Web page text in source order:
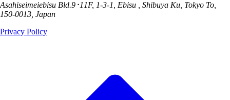
Asahiseimeiebisu Bld.9･11F, 1-3-1, Ebisu , Shibuya Ku, Tokyo To,
150-0013, Japan
Privacy Policy